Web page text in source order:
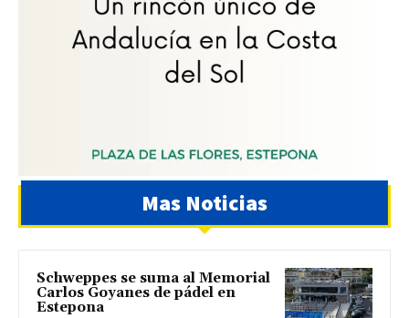
Mas Noticias
Schweppes se suma al Memorial
Carlos Goyanes de pádel en
Estepona